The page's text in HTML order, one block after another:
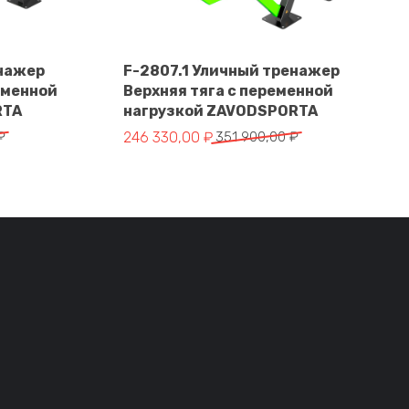
328 900,00 ₽.
В корзину
F-2807.1 Уличный тренажер
Верхняя тяга с переменной
нагрузкой ZAVODSPORTA
351 900,00₽
Первоначальная цена составляла 351
246 330,00 ₽
Текущая цена: 246 330,00 ₽.